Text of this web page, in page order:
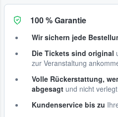
100 % Garantie
Wir sichern jede
Die Tickets sind original
zur Veranstaltung
Volle Rückerstattung,
abgesagt und nicht
Kundenservice bis zu